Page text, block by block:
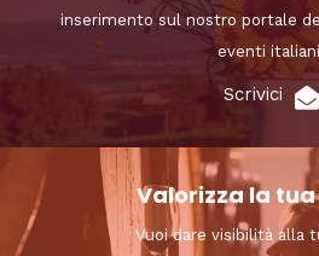
inserimento sul nostro portale
eventi
Scrivici
Valorizza la
Vuoi dare visibilità alla